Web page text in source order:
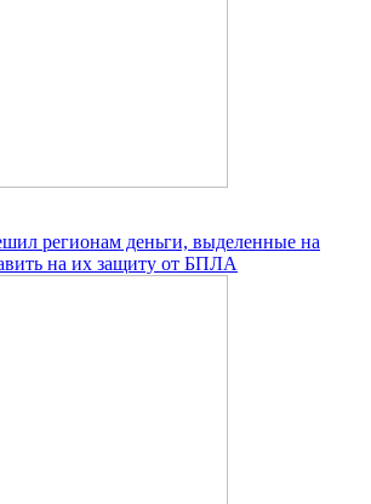
регионам деньги, выделенные на
на их защиту от БПЛА